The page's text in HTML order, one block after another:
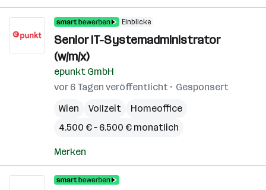
Einblicke
Senior IT-Systemadministrator
(w/m/x)
epunkt GmbH
vor 6 Tagen veröffentlicht
Gesponsert
Wien
Vollzeit
Homeoffice
4.500 € – 6.500 € monatlich
Merken